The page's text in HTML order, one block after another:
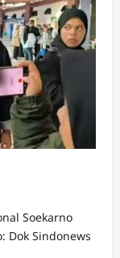
Soekarno
Dok Sindonews